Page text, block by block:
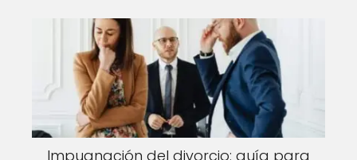
Impugnación del divorcio: guía para